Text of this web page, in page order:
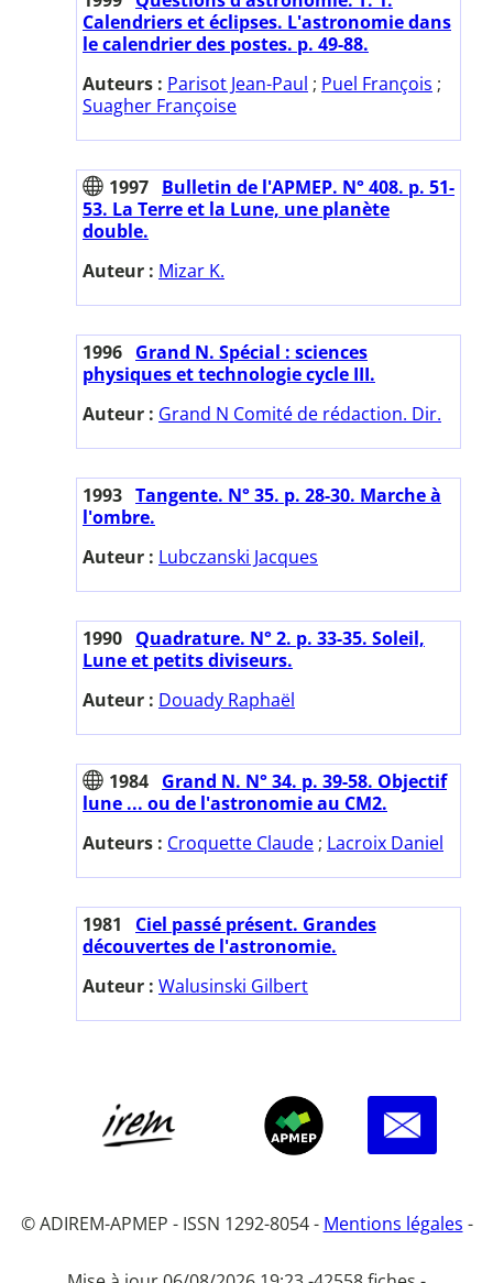
Calendriers et éclipses. L'astronomie dans
le calendrier des postes. p. 49-88.
Auteurs : Parisot Jean-Paul ; Puel François ;
Suagher Françoise
1997 Bulletin de l'APMEP. N° 408. p. 51-
53. La Terre et la Lune, une planète
double.
Auteur : Mizar K.
1996 Grand N. Spécial : sciences
physiques et technologie cycle III.
Auteur : Grand N Comité de rédaction. Dir.
1993 Tangente. N° 35. p. 28-30. Marche à
l'ombre.
Auteur : Lubczanski Jacques
1990 Quadrature. N° 2. p. 33-35. Soleil,
Lune et petits diviseurs.
Auteur : Douady Raphaël
1984 Grand N. N° 34. p. 39-58. Objectif
lune ... ou de l'astronomie au CM2.
Auteurs : Croquette Claude ; Lacroix Daniel
1981
Ciel passé présent. Grandes
découvertes de l'astronomie.
Auteur : Walusinski Gilbert
© ADIREM-APMEP - ISSN 1292-8054 - Mentions légales -